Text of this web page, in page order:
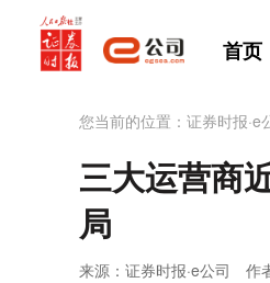
首页
您当前的位置： 证券时报·e
三大运营商
局
来源：证券时报·e公司 作